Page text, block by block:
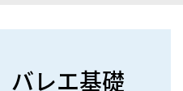
バレエ基礎